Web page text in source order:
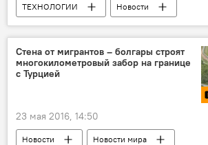
ТЕХНОЛОГИИ
Новости
Новости мира
ЖИЗНЬ
Индия
Космический центр Викрама Сарабхаи (VSSC)
Ракета-носитель
Стена от мигрантов – болгары строят
многокилометровый забор на границе
с Турцией
23 мая 2016, 14:50
Новости
Новости мира